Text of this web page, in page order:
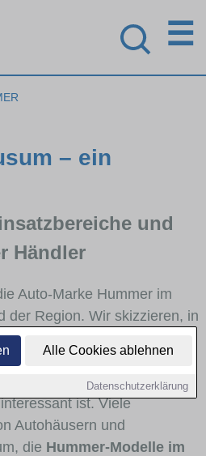
Alle Cookies ablehnen
Datenschutzerklärung
☰
– ein
und
Händler
Auto-Marke Hummer im
der Region. Wir skizzieren, in
Hummer stark vertreten ist,
im Stadt- und
sind und für welche
ist. Viele
Autohäusern und
die Hummer-Modelle im